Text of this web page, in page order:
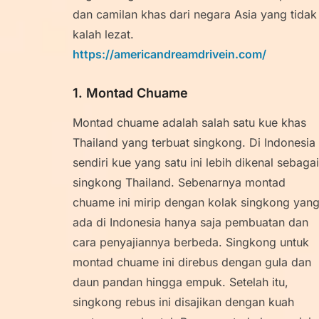
dan camilan khas dari negara Asia yang tidak
kalah lezat.
https://americandreamdrivein.com/
1. Montad Chuame
Montad chuame adalah salah satu kue khas
Thailand yang terbuat singkong. Di Indonesia
sendiri kue yang satu ini lebih dikenal sebagai
singkong Thailand. Sebenarnya montad
chuame ini mirip dengan kolak singkong yang
ada di Indonesia hanya saja pembuatan dan
cara penyajiannya berbeda. Singkong untuk
montad chuame ini direbus dengan gula dan
daun pandan hingga empuk. Setelah itu,
singkong rebus ini disajikan dengan kuah